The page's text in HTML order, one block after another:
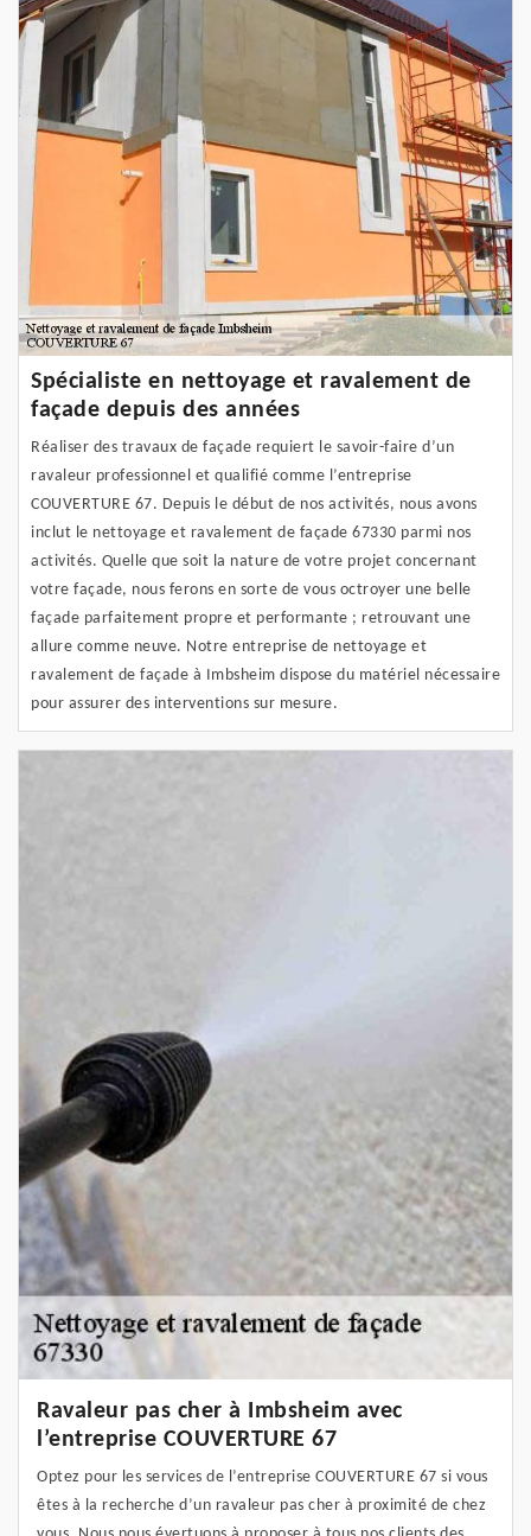
Spécialiste en nettoyage et ravalement de
façade depuis des années
Réaliser des travaux de façade requiert le savoir-faire d’un
ravaleur professionnel et qualifié comme l’entreprise
COUVERTURE 67. Depuis le début de nos activités, nous avons
inclut le nettoyage et ravalement de façade 67330 parmi nos
activités. Quelle que soit la nature de votre projet concernant
votre façade, nous ferons en sorte de vous octroyer une belle
façade parfaitement propre et performante ; retrouvant une
allure comme neuve. Notre entreprise de nettoyage et
ravalement de façade à Imbsheim dispose du matériel nécessaire
pour assurer des interventions sur mesure.
Ravaleur pas cher à Imbsheim avec
l’entreprise COUVERTURE 67
Optez pour les services de l’entreprise COUVERTURE 67 si vous
êtes à la recherche d’un ravaleur pas cher à proximité de chez